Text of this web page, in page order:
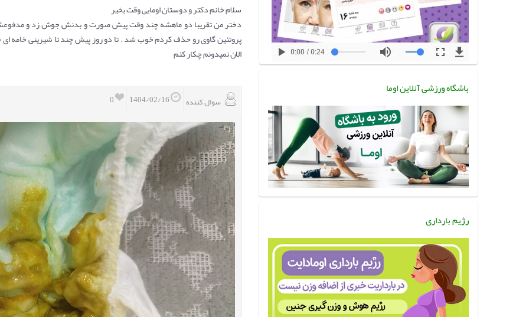
سلام خانم دکتر و دوستان اومایی وقت بخیر
دختر من تقریبا دو ماهشه چند وقت پیش صورت و بدنش جوش زد و
پروتئین گاوی رو حذف کردم خوب شد . تا دو روز پیش چند تا شیرینی
الان نمیدونم چکار کنم
0 سوال کننده
باشگاه ورزشی آنلاین اوما
رژیم بارداری